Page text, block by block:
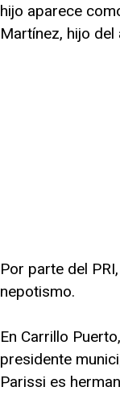
hijo aparece
Martínez, hijo
Por parte del
nepotismo.
En Carrillo
presidente
Parissi es